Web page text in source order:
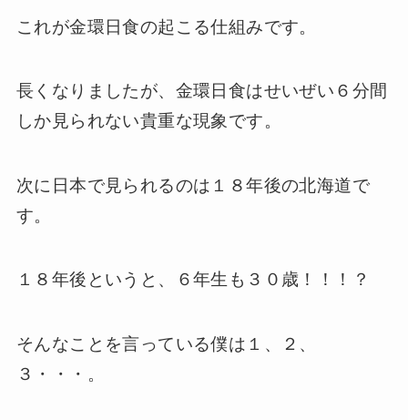
これが金環日食の起こる仕組みです。
長くなりましたが、金環日食はせいぜい６分間
しか見られない貴重な現象です。
次に日本で見られるのは１８年後の北海道で
す。
１８年後というと、６年生も３０歳！！！？
そんなことを言っている僕は１、２、
３・・・。